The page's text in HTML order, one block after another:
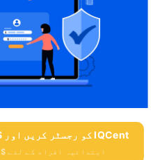
IQCent کو رجسٹر کریں اور $ 10،000 مفت حاصل کریں
ابتدائیہ افراد کے لئے $ 10،000 مفت حاصل کریں